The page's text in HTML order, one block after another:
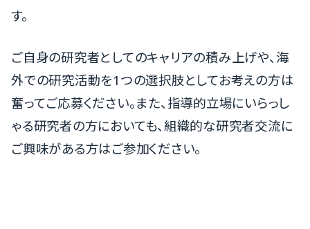
す。
ご自身の研究者としてのキャリアの積み上げや、海
外での研究活動を1つの選択肢としてお考えの方は
奮ってご応募ください。また、指導的立場にいらっし
ゃる研究者の方においても、組織的な研究者交流に
ご興味がある方はご参加ください。